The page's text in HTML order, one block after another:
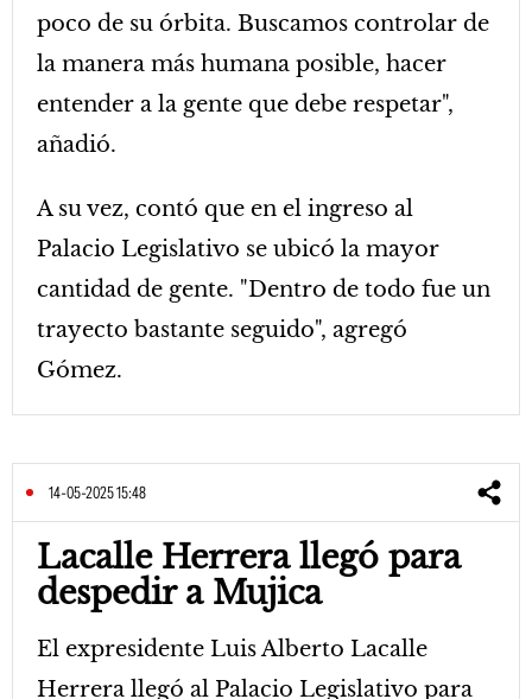
poco de su órbita. Buscamos controlar de
la manera más humana posible, hacer
entender a la gente que debe respetar",
añadió.
A su vez, contó que en el ingreso al
Palacio Legislativo se ubicó la mayor
cantidad de gente. "Dentro de todo fue un
trayecto bastante seguido", agregó
Gómez.
14-05-2025 15:48
Lacalle Herrera llegó para
despedir a Mujica
El expresidente Luis Alberto Lacalle
Herrera llegó al Palacio Legislativo para